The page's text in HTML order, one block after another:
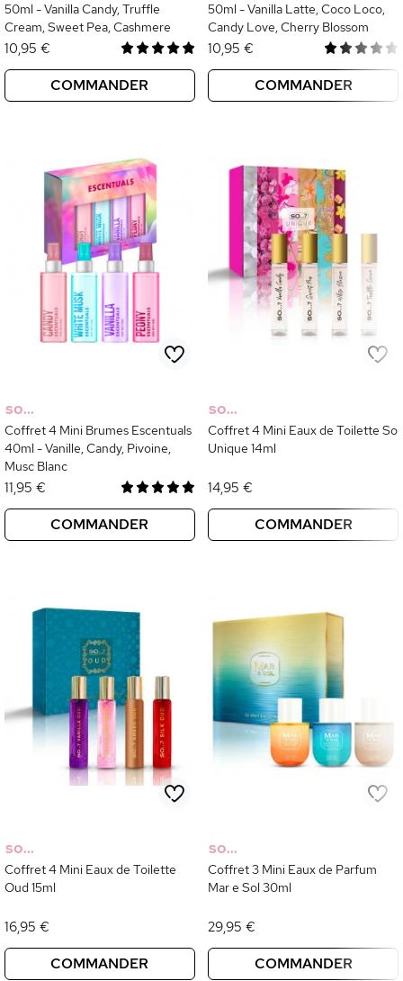
50ml - Vanilla Candy, Truffle
Cream, Sweet Pea, Cashmere
10,95 €
COMMANDER
50ml - Vanilla Latte, Coco Loco,
Candy Love, Cherry Blossom
10,95 €
COMMANDER
SO...
Coffret 4 Mini Brumes Escentuals
40ml - Vanille, Candy, Pivoine,
Musc Blanc
11,95 €
COMMANDER
SO...
Coffret 4 Mini Eaux de Toilette So
Unique 14ml
14,95 €
COMMANDER
SO...
Coffret 4 Mini Eaux de Toilette
Oud 15ml
16,95 €
COMMANDER
SO...
Coffret 3 Mini Eaux de Parfum
Mar e Sol 30ml
29,95 €
COMMANDER